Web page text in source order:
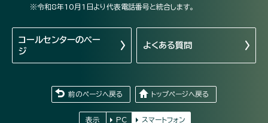
※令和8年10月1日より代表電話番号と統合します。
コールセンターのペー
ジ
よくある質問
前のページへ戻る トップページへ戻る
表示 PC スマートフォン